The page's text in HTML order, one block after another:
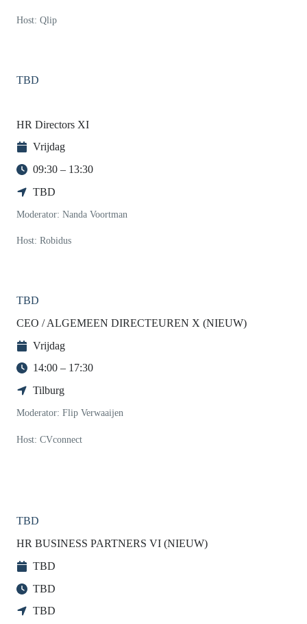
Host: Qlip
TBD
HR Directors XI
Vrijdag
09:30 – 13:30
TBD
Moderator: Nanda Voortman
Host: Robidus
TBD
CEO / ALGEMEEN DIRECTEUREN X (NIEUW)
Vrijdag
14:00 – 17:30
Tilburg
Moderator: Flip Verwaaijen
Host: CVconnect
TBD
HR BUSINESS PARTNERS VI (NIEUW)
TBD
TBD
TBD